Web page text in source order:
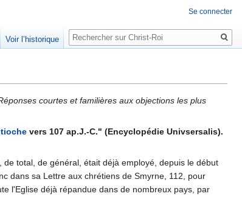
courtes et familières aux objections les plus
vers 107 ap.J.-C." (Encyclopédie Univsersalis).
de total, de général, était déjà employé, depuis le début
dans sa Lettre aux chrétiens de Smyrne, 112, pour
l'Eglise déjà répandue dans de nombreux pays, par
Se connecter
Voir l’historique
Rechercher